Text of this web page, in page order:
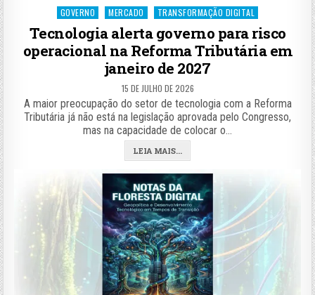
Posted
GOVERNO MERCADO TRANSFORMAÇÃO DIGITAL
Tecnologia alerta governo para risco
operacional na Reforma Tributária em
janeiro de 2027
15 DE JULHO DE 2026
A maior preocupação do setor de tecnologia com a Reforma
Tributária já não está na legislação aprovada pelo Congresso,
mas na capacidade de colocar o…
LEIA MAIS...